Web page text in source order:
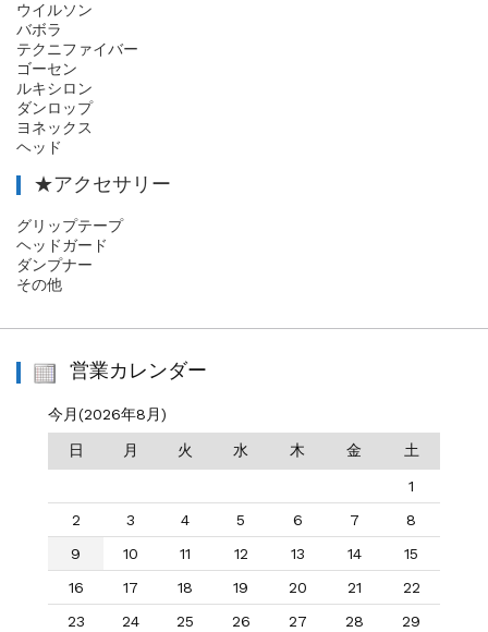
ウイルソン
バボラ
テクニファイバー
ゴーセン
ルキシロン
ダンロップ
ヨネックス
ヘッド
★アクセサリー
グリップテープ
ヘッドガード
ダンプナー
その他
営業カレンダー
今月(2026年8月)
日 月 火 水 木 金 土
1
2
3 4 5 6 7
8
9
10 11 12 13 14
15
16
17 18 19 20 21
22
23
24 25 26 27 28
29